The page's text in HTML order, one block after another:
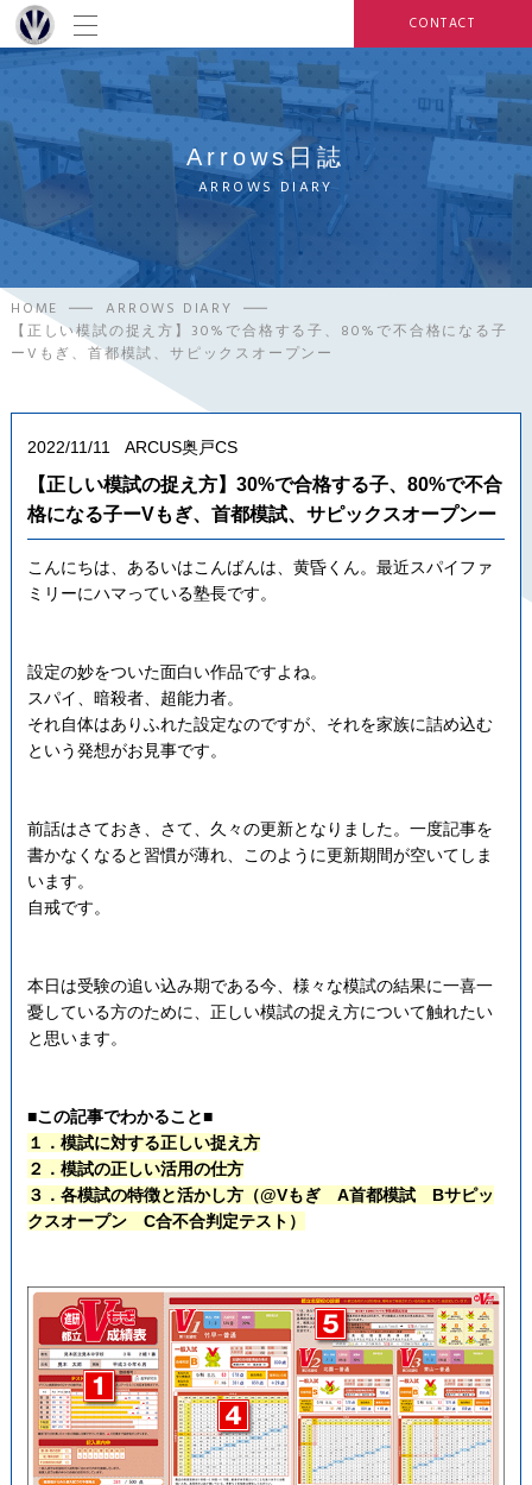
CONTACT
Arrows日誌
ARROWS DIARY
HOME
ARROWS DIARY
【正しい模試の捉え方】30%で合格する子、80%で不合格になる子
ーVもぎ、首都模試、サピックスオープンー
2022/11/11 ARCUS奥戸CS
【正しい模試の捉え方】30%で合格する子、80%で不合
格になる子ーVもぎ、首都模試、サピックスオープンー
こんにちは、あるいはこんばんは、黄昏くん。最近スパイファ
ミリーにハマっている塾長です。
設定の妙をついた面白い作品ですよね。
スパイ、暗殺者、超能力者。
それ自体はありふれた設定なのですが、それを家族に詰め込む
という発想がお見事です。
前話はさておき、さて、久々の更新となりました。一度記事を
書かなくなると習慣が薄れ、このように更新期間が空いてしま
います。
自戒です。
本日は受験の追い込み期である今、様々な模試の結果に一喜一
憂している方のために、正しい模試の捉え方について触れたい
と思います。
■この記事でわかること■
１．模試に対する正しい捉え方
２．模試の正しい活用の仕方
３．各模試の特徴と活かし方（@Vもぎ A首都模試 Bサピッ
クスオープン C合不合判定テスト）